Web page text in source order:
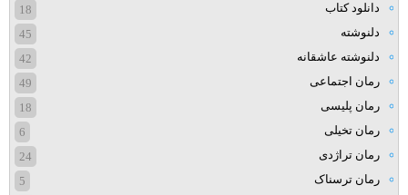
دانلود کتاب
18
دلنوشته
45
دلنوشته عاشقانه
42
رمان اجتماعی
49
رمان پلیسی
18
رمان تخیلی
6
رمان تراژدی
24
رمان ترسناک
5